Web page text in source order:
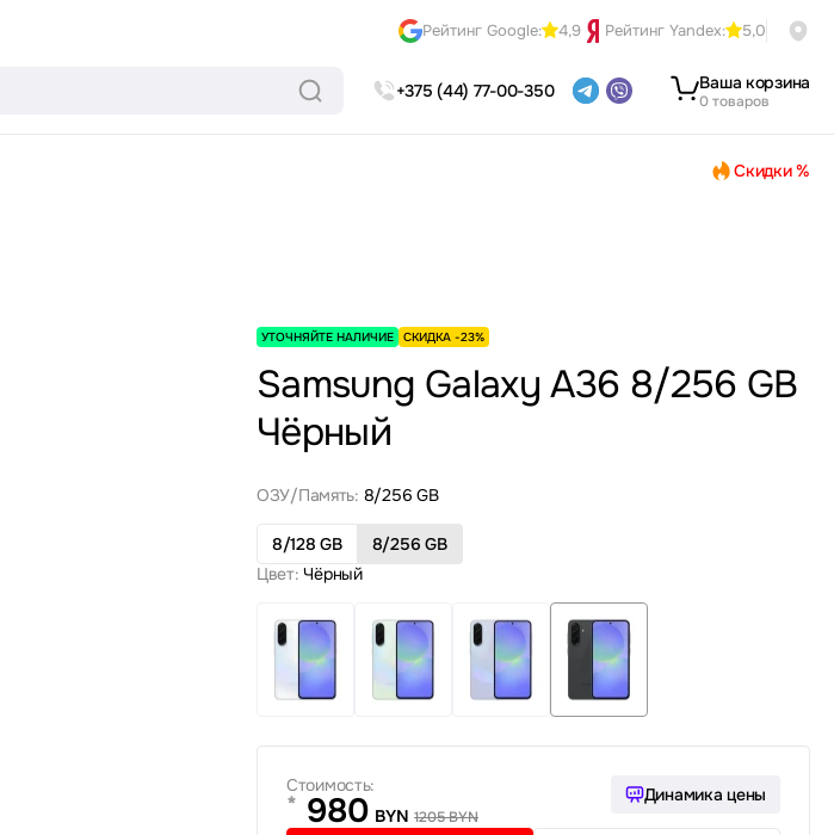
Рейтинг Google: 4,9 Рейтинг Yandex: 5,0
+375 (44) 77-00-350 Ваша корзина
0 товаров
Скидки %
УТОЧНЯЙТЕ НАЛИЧИЕ СКИДКА -23%
Samsung Galaxy A36 8/256 GB
Чёрный
ОЗУ/Память: 8/256 GB
8/128 GB
8/256 GB
Цвет: Чёрный
Стоимость:
* 980 BYN 1205 BYN
Динамика цены